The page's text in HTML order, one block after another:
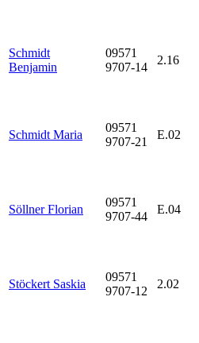
Schmidt
Benjamin
09571
9707-14
2.16
Schmidt Maria
09571
9707-21
E.02
Söllner Florian
09571
9707-44
E.04
Stöckert Saskia
09571
9707-12
2.02